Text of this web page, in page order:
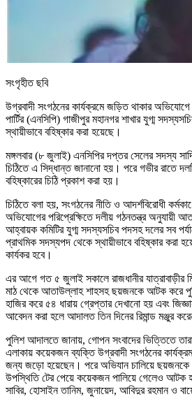
সংগৃহীত ছবি
উগ্রবাদী সংগঠনের কার্যক্রমে জড়িত থাকার
পার্টির (এনসিপি) গাজীপুর মহানগর শাখার যুগ্ম
স্থায়ীভাবে বহিষ্কার করা হয়েছে।
মঙ্গলবার (৮ জুলাই) এনসিপির দপ্তর সেলের সদস্য
চিঠিতে এ সিদ্ধান্ত জানানো হয়। পরে গভীর রাতে
বহিষ্কারের চিঠি প্রকাশ করা হয়।
চিঠিতে বলা হয়, সংগঠনের নীতি ও আদর্শবিরোধী
অভিযোগের পরিপ্রেক্ষিতে দলীয় গঠনতন্ত্র অনুযায়ী
আহ্বায়ক কমিটির যুগ্ম সদস্যসচিব পদসহ দলের সব
প্রাথমিক সদস্যপদ থেকে স্থায়ীভাবে বহিষ্কার করা
কার্যকর হবে।
এর আগে গত ৫ জুলাই সকালে রাজধানীর যাত্রাবাড়ীর
মাঠ থেকে আতাউল্লাহ শাহসহ ছয়জনকে আটক করে
হাজির করে ৫৪ ধারায় গ্রেপ্তার দেখানো হয় এবং
আবেদন করা হলে আদালত তিন দিনের রিমান্ড মঞ্জুর
পুলিশ আদালতে জানায়, গোপন সংবাদের ভিত্তিতে তারা
এলাকায় কয়েকজন ব্যক্তি উগ্রবাদী সংগঠনের কার্যক্রম
জন্য জড়ো হয়েছেন। পরে অভিযান চালিয়ে
উপস্থিতি টের পেয়ে কয়েকজন পালিয়ে গেলেও
সাবির, হোসাইন তানিম, জুনায়েদ, আবিদুর রহমান ও